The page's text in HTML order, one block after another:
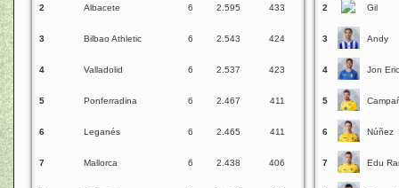
2 Albacete 6 2.595 433
3 Bilbao Athletic 6 2.543 424
4 Valladolid 6 2.537 423
5 Ponferradina 6 2.467 411
6 Leganés 6 2.465 411
7 Mallorca 6 2.438 406
2 Gil
3 Andy
4 Jon
5
6 Núñez
7 Edu